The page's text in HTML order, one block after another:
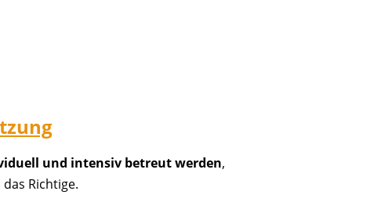
und intensiv betreut werden,
Richtige.